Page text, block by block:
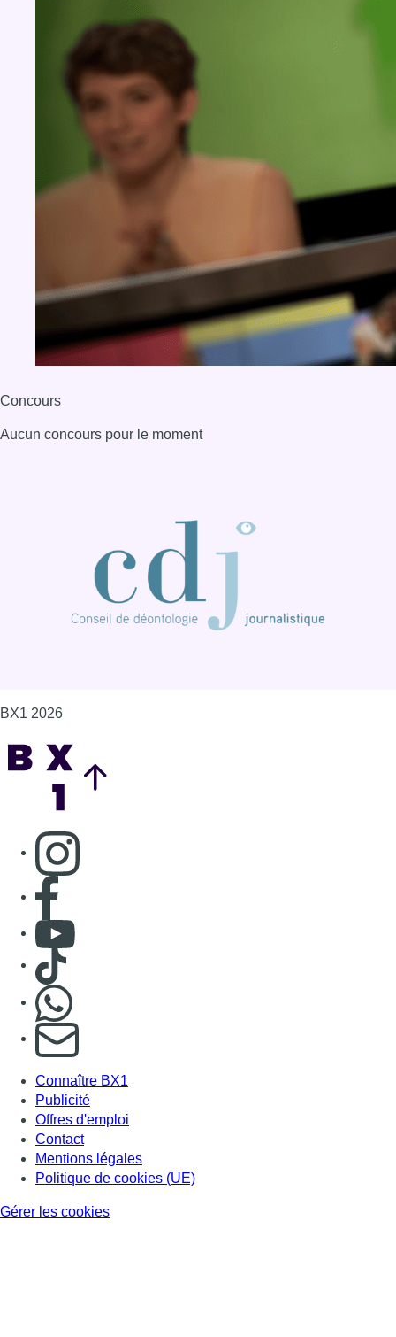
Concours
Aucun concours pour le moment
BX1 2026
Consulter page Instagram
Consulter page Facebook
Consulter Youtube
Consulter TikTok
S'abonner à notre newsletter
Connaître BX1
Publicité
Offres d'emploi
Contact
Mentions légales
Politique de cookies (UE)
Gérer les cookies